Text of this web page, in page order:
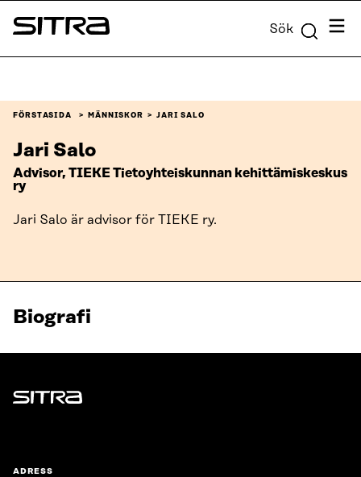
Skip to
content
Sitra Sök Meny
FÖRSTASIDA MÄNNISKOR JARI SALO
Jari Salo
Advisor, TIEKE Tietoyhteiskunnan kehittämiskeskus
ry
Jari Salo är advisor för TIEKE ry.
Biografi
Sitra
ADRESS